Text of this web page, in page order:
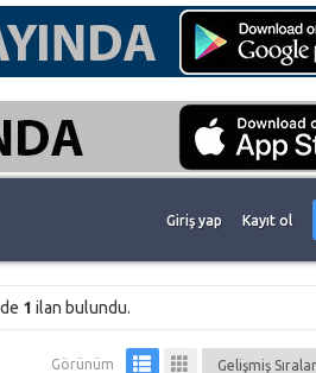
Giriş yap Kayıt ol
1 ilan bulundu.
Görünüm